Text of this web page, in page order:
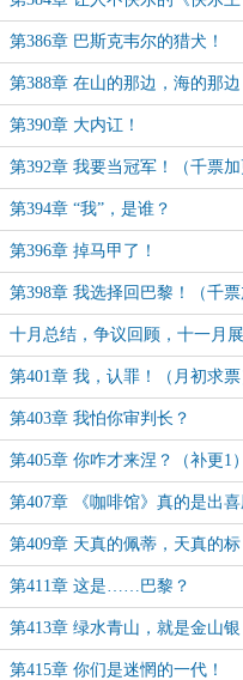
子》！
第386章 巴斯克韦尔的猎犬！
第388章 在山的那边，海的那边
有一群……
第390章 大内讧！
第392章 我要当冠军！（千票加
8）
第394章 “我”，是谁？
第396章 掉马甲了！
第398章 我选择回巴黎！（千票
更9）
十月总结，争议回顾，十一月
（求月票）
第401章 我，认罪！（月初求票
第403章 我怕你审判长？
第405章 你咋才来涅？（补更1）
第407章 《咖啡馆》真的是出喜
哦！
第409章 天真的佩蒂，天真的标
致！
第411章 这是……巴黎？
第413章 绿水青山，就是金山银
山！
第415章 你们是迷惘的一代！